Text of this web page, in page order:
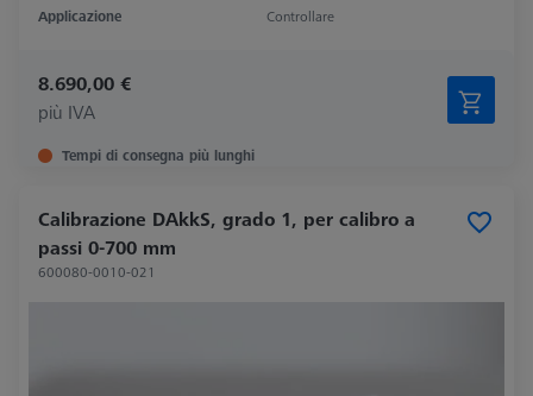
Applicazione
Controllare
8.690,00 €
più IVA
Tempi di consegna più lunghi
Calibrazione DAkkS, grado 1, per calibro a
passi 0-700 mm
600080-0010-021